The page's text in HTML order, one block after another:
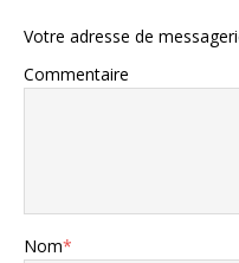
Votre adresse de
Commentaire
Nom*